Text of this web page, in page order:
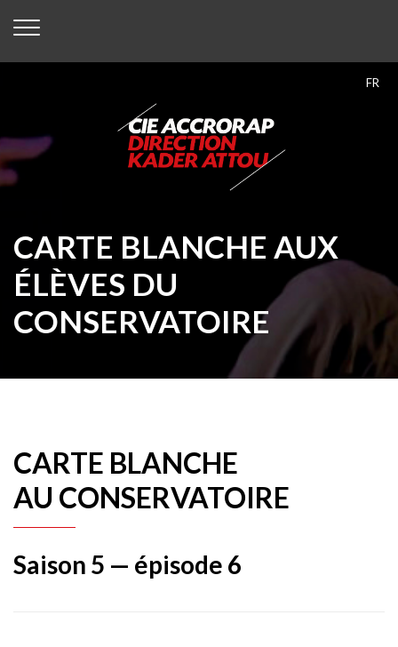
FR
CARTE BLANCHE AUX
ÉLÈVES DU
CONSERVATOIRE
CARTE BLANCHE
AU CONSERVATOIRE
Saison 5 — épisode 6